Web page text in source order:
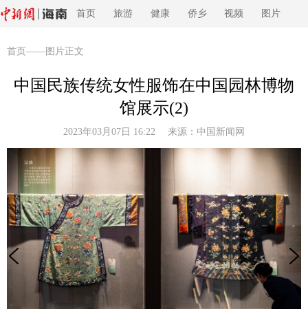
首页 旅游 健康 侨乡 视频 图片
首页 ——图片正文
中国民族传统女性服饰在中国园林博物
馆展示(2)
2023年03月07日 16:22 来源： 中国新闻网